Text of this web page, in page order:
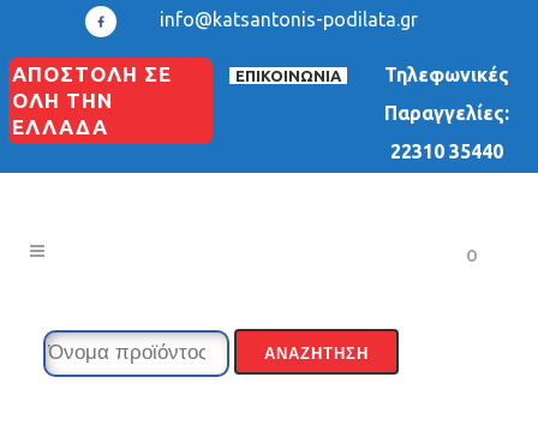
info@katsantonis-podilata.gr
ΑΠΟΣΤΟΛΗ ΣΕ
ΟΛΗ ΤΗΝ
ΕΛΛΑΔΑ
ΕΠΙΚΟΙΝΩΝΙΑ
Τηλεφωνικές
Παραγγελίες:
22310 35440
0